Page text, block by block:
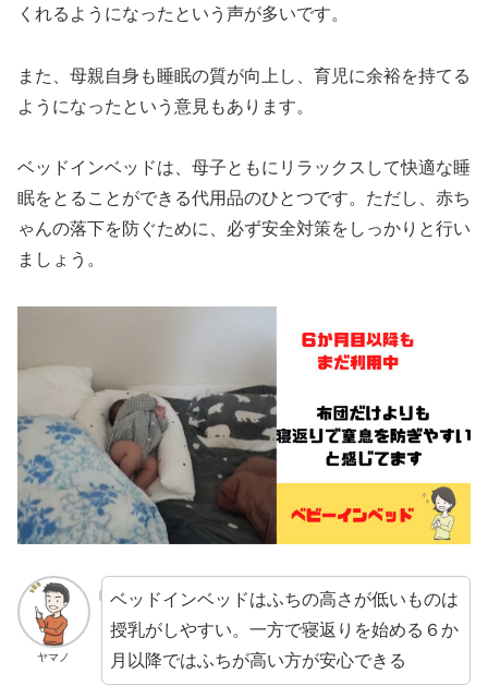
くれるようになったという声が多いです。
また、母親自身も睡眠の質が向上し、育児に余裕を持てる
ようになったという意見もあります。
ベッドインベッドは、母子ともにリラックスして快適な睡
眠をとることができる代用品のひとつです。ただし、赤ち
ゃんの落下を防ぐために、必ず安全対策をしっかりと行い
ましょう。
ヤマノ
ベッドインベッドはふちの高さが低いものは
授乳がしやすい。一方で寝返りを始める６か
月以降ではふちが高い方が安心できる